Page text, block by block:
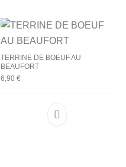
TERRINE DE BOEUF AU
BEAUFORT
6,90 €